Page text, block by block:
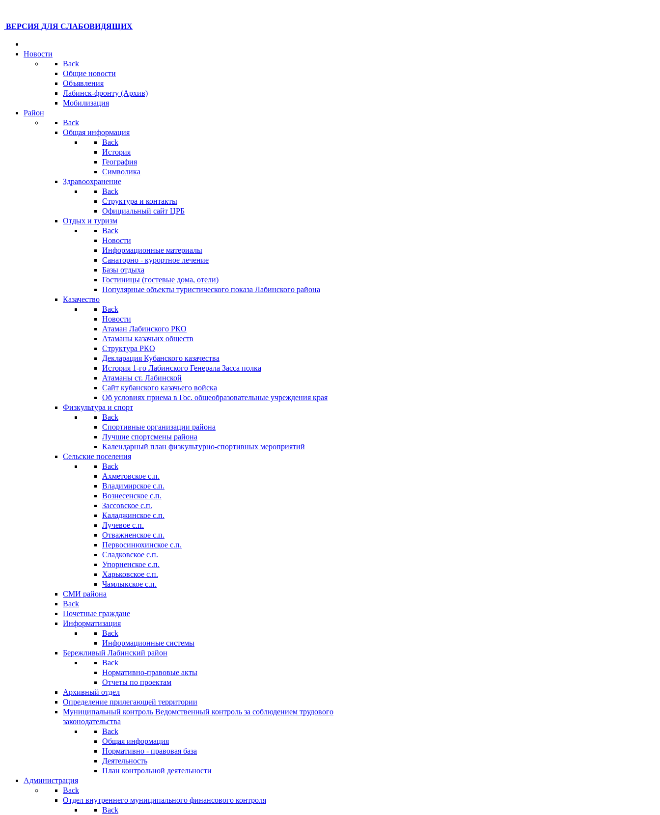
ВЕРСИЯ ДЛЯ СЛАБОВИДЯЩИХ
Новости
Back
Общие новости
Объявления
Лабинск-фронту (Архив)
Мобилизация
Район
Back
Общая информация
Back
История
География
Символика
Здравоохранение
Back
Структура и контакты
Официальный сайт ЦРБ
Отдых и туризм
Back
Новости
Информационные материалы
Санаторно - курортное лечение
Базы отдыха
Гостиницы (гостевые дома, отели)
Популярные объекты туристического показа Лабинского района
Казачество
Back
Новости
Атаман Лабинского РКО
Атаманы казачьих обществ
Структура РКО
Декларация Кубанского казачества
История 1-го Лабинского Генерала Засса полка
Атаманы ст. Лабинской
Cайт кубанского казачьего войска
Об условиях приема в Гос. общеобразовательные учреждения края
Физкультура и спорт
Back
Спортивные организации района
Лучшие спортсмены района
Календарный план физкультурно-спортивных мероприятий
Сельские поселения
Back
Ахметовское с.п.
Владимирское с.п.
Вознесенское с.п.
Зассовское с.п.
Каладжинское с.п.
Лучевое с.п.
Отважненское с.п.
Первосинюхинское с.п.
Сладковское с.п.
Упорненское с.п.
Харьковское с.п.
Чамлыкское с.п.
СМИ района
Back
Почетные граждане
Информатизация
Back
Информационные системы
Бережливый Лабинский район
Back
Нормативно-правовые акты
Отчеты по проектам
Архивный отдел
Определение прилегающей территории
Муниципальный контроль Ведомственный контроль за соблюдением трудового
законодательства
Back
Общая информация
Нормативно - правовая база
Деятельность
План контрольной деятельности
Администрация
Back
Отдел внутреннего муниципального финансового контроля
Back